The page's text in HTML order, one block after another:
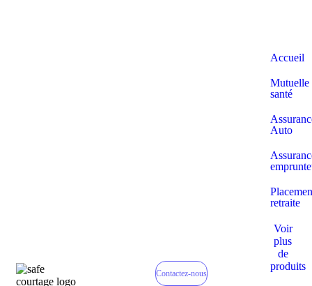
Contactez-nous
Accueil
Mutuelle
santé
Auto
retraite
Voir
plus
de
produits